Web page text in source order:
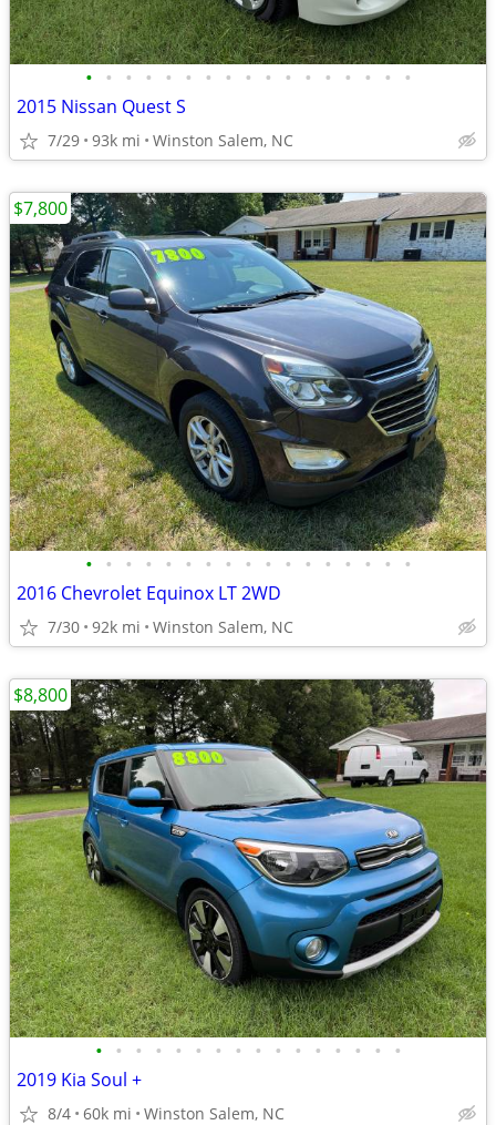
• • • • • • • • • • • • • • • • •
2015 Nissan Quest S
7/29 93k mi Winston Salem, NC
• • • • • • • • • • • • • • • • •
2016 Chevrolet Equinox LT 2WD
7/30 92k mi Winston Salem, NC
$7,800
• • • • • • • • • • • • • • • •
2019 Kia Soul +
8/4 60k mi Winston Salem, NC
$8,800